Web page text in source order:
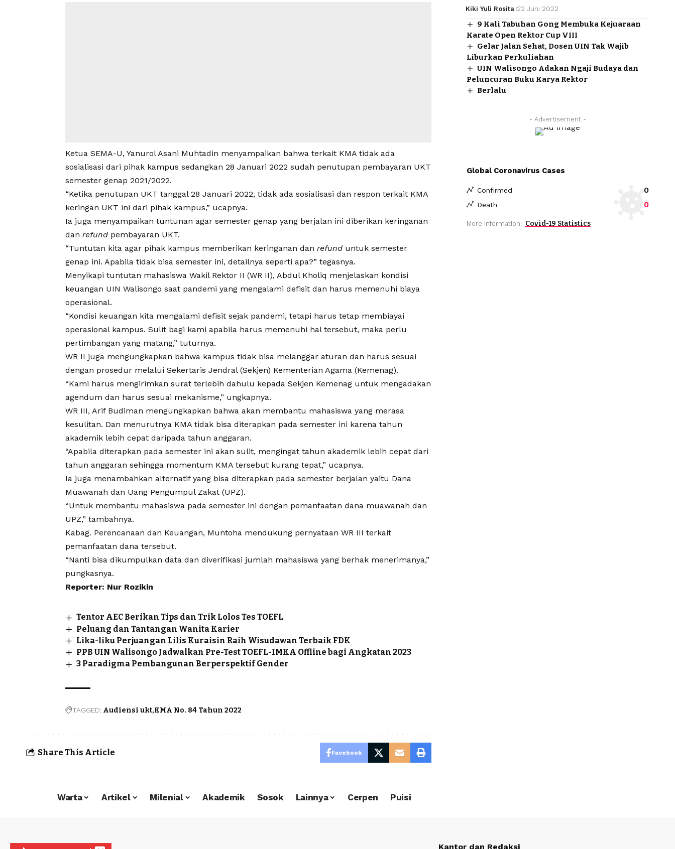
Ketua SEMA-U, Yanurol Asani Muhtadin menyampaikan bahwa terkait KMA tidak ada
sosialisasi dari pihak kampus sedangkan 28 Januari 2022 sudah penutupan pembayaran UKT
semester genap 2021/2022.
“Ketika penutupan UKT tanggal 28 Januari 2022, tidak ada sosialisasi dan respon terkait KMA
keringan UKT ini dari pihak kampus,” ucapnya.
Ia juga menyampaikan tuntunan agar semester genap yang berjalan ini diberikan keringanan
dan refund pembayaran UKT.
“Tuntutan kita agar pihak kampus memberikan keringanan dan refund untuk semester
genap ini. Apabila tidak bisa semester ini, detailnya seperti apa?” tegasnya.
Menyikapi tuntutan mahasiswa Wakil Rektor II (WR II), Abdul Kholiq menjelaskan kondisi
keuangan UIN Walisongo saat pandemi yang mengalami defisit dan harus memenuhi biaya
operasional.
“Kondisi keuangan kita mengalami defisit sejak pandemi, tetapi harus tetap membiayai
operasional kampus. Sulit bagi kami apabila harus memenuhi hal tersebut, maka perlu
pertimbangan yang matang,” tuturnya.
WR II juga mengungkapkan bahwa kampus tidak bisa melanggar aturan dan harus sesuai
dengan prosedur melalui Sekertaris Jendral (Sekjen) Kementerian Agama (Kemenag).
“Kami harus mengirimkan surat terlebih dahulu kepada Sekjen Kemenag untuk mengadakan
agendum dan harus sesuai mekanisme,” ungkapnya.
WR III, Arif Budiman mengungkapkan bahwa akan membantu mahasiswa yang merasa
kesulitan. Dan menurutnya KMA tidak bisa diterapkan pada semester ini karena tahun
akademik lebih cepat daripada tahun anggaran.
“Apabila diterapkan pada semester ini akan sulit, mengingat tahun akademik lebih cepat dari
tahun anggaran sehingga momentum KMA tersebut kurang tepat,” ucapnya.
Ia juga menambahkan alternatif yang bisa diterapkan pada semester berjalan yaitu Dana
Muawanah dan Uang Pengumpul Zakat (UPZ).
“Untuk membantu mahasiswa pada semester ini dengan pemanfaatan dana muawanah dan
UPZ,” tambahnya.
Kabag. Perencanaan dan Keuangan, Muntoha mendukung pernyataan WR III terkait
pemanfaatan dana tersebut.
“Nanti bisa dikumpulkan data dan diverifikasi jumlah mahasiswa yang berhak menerimanya,”
pungkasnya.
Reporter: Nur Rozikin
Tentor AEC Berikan Tips dan Trik Lolos Tes TOEFL
Peluang dan Tantangan Wanita Karier
Lika-liku Perjuangan Lilis Kuraisin Raih Wisudawan Terbaik FDK
PPB UIN Walisongo Jadwalkan Pre-Test TOEFL-IMKA Offline bagi Angkatan 2023
3 Paradigma Pembangunan Berperspektif Gender
TAGGED: Audiensi ukt KMA No. 84 Tahun 2022
Share This Article Facebook
Kiki Yuli Rosita 22 Juni 2022
9 Kali Tabuhan Gong Membuka Kejuaraan
Karate Open Rektor Cup VIII
Gelar Jalan Sehat, Dosen UIN Tak Wajib
Liburkan Perkuliahan
UIN Walisongo Adakan Ngaji Budaya dan
Peluncuran Buku Karya Rektor
Berlalu
- Advertisement -
Global Coronavirus Cases
Confirmed 0
Death 0
More Information: Covid-19 Statistics
Warta Artikel Milenial Akademik Sosok Lainnya Cerpen Puisi
Kantor dan Redaksi